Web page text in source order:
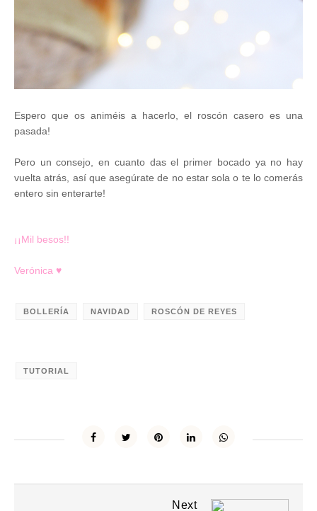
Espero que os animéis a hacerlo, el roscón casero es una
pasada!
Pero un consejo, en cuanto das el primer bocado ya no hay
vuelta atrás, así que asegúrate de no estar sola o te lo comerás
entero sin enterarte!
¡¡Mil besos!!
Verónica ♥
BOLLERÍA NAVIDAD ROSCÓN DE REYES
TUTORIAL
Next